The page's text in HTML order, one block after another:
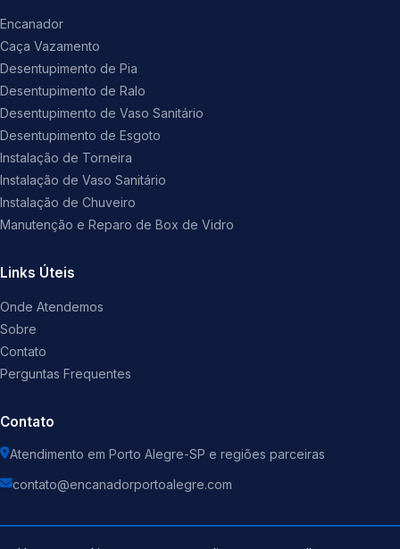
Encanador
Caça Vazamento
Desentupimento de Pia
Desentupimento de Ralo
Desentupimento de Vaso Sanitário
Desentupimento de Esgoto
Instalação de Torneira
Instalação de Vaso Sanitário
Instalação de Chuveiro
Manutenção e Reparo de Box de Vidro
Links Úteis
Onde Atendemos
Sobre
Contato
Perguntas Frequentes
Contato
Atendimento em Porto Alegre-SP e regiões parceiras
contato@encanadorportoalegre.com